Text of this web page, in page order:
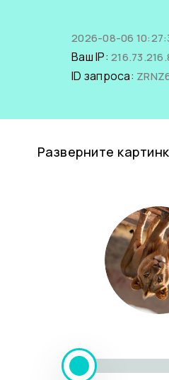
2026-08-06
Ваш IP:
ID запроса:
Разверните